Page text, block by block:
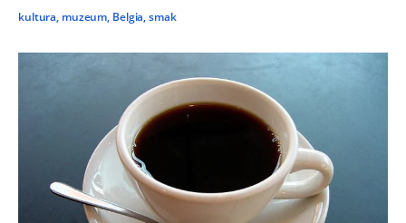
kultura, muzeum, Belgia,smak